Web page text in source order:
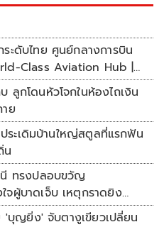
ะดับไทย ศูนย์กลางการบิน
Class Aviation Hub |
สุดสัปดาห์
ลูกโดนหัวโจกในห้องไถเงิน
ย
ระเดิมบ้านใหญ่สตูลที่แรกฟัน
น
นี ทรงปลอบขวัญ
จผู้บาดเจ็บ เหตุกราดยิง
บุรี
'บุญยิ่ง' จับตางูเขียวเปลี่ยน